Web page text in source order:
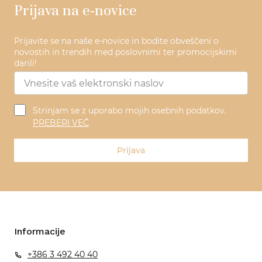
Prijava na e-novice
Prijavite se na naše e-novice in bodite obveščeni o
novostih in trendih med poslovnimi ter promocijskimi
darili!
Strinjam se z uporabo mojih osebnih podatkov.
PREBERI VEČ
Prijava
Informacije
+386 3 492 40 40